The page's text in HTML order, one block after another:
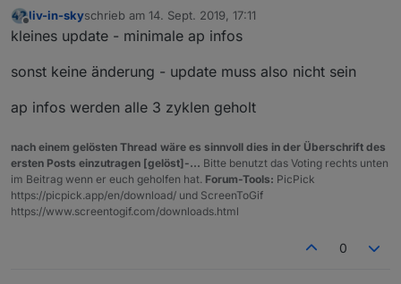
Offline
liv-in-skyschrieb am 14. Sept. 2019, 17:11
zuletzt editiert von
kleines update - minimale ap infos
sonst keine änderung - update muss also nicht sein
ap infos werden alle 3 zyklen geholt
nach einem gelösten Thread wäre es sinnvoll dies in der Überschrift des
ersten Posts einzutragen [gelöst]-... Bitte benutzt das Voting rechts unten
im Beitrag wenn er euch geholfen hat. Forum-Tools: PicPick
https://picpick.app/en/download/ und ScreenToGif
https://www.screentogif.com/downloads.html
0